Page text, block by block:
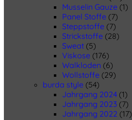
Musselin Gauze (1)
Panel Stoffe (7)
Steppstoffe (7)
Strickstoffe (28)
Sweat (5)
Viskose (176)
Walkloden (6)
Wollstoffe (29)
burda style (54)
Jahrgang 2024 (1)
Jahrgang 2023 (7)
Jahrgang 2022 (17)